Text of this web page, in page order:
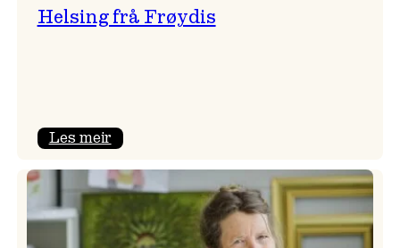
Helsing frå Frøydis
Les meir:
frå
Frøydis